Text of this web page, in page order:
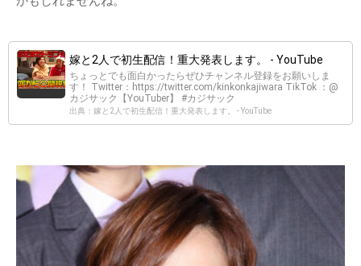
嫁と2人で初生配信！重大発表します。 - YouTube
ちょっとでも面白かったらぜひチャンネル登録をお願いしま
す！ Twitter：https://twitter.com/kinkonkajiwara TikTok ：@
カジサック【YouTuber】 #カジサック
出典：嫁と2人で初生配信！重大発表します。 - YouTube